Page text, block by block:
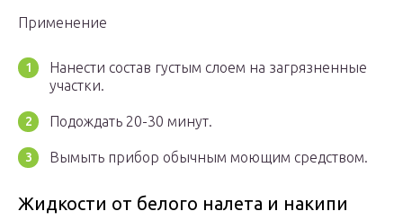
Применение
Нанести состав густым слоем на загрязненные
участки.
Подождать 20-30 минут.
Вымыть прибор обычным моющим средством.
Жидкости от белого налета и накипи